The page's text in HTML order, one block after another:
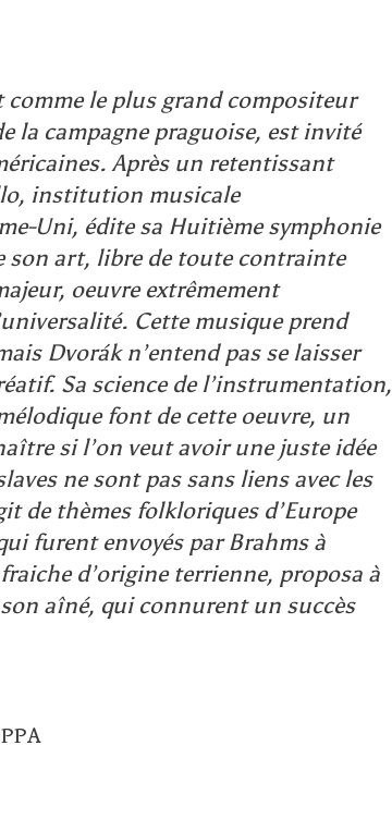
le plus grand compositeur
la campagne praguoise, est invité
Après un retentissant
institution musicale
Uni, édite sa Huitième symphonie
son art, libre de toute contrainte
oeuvre extrêmement
Cette musique prend
Dvorák n’entend pas se laisser
Sa science de l’instrumentation,
font de cette oeuvre, un
si l’on veut avoir une juste idée
ne sont pas sans liens avec les
de thèmes folkloriques d’Europe
furent envoyés par Brahms à
d’origine terrienne, proposa à
aîné, qui connurent un succès